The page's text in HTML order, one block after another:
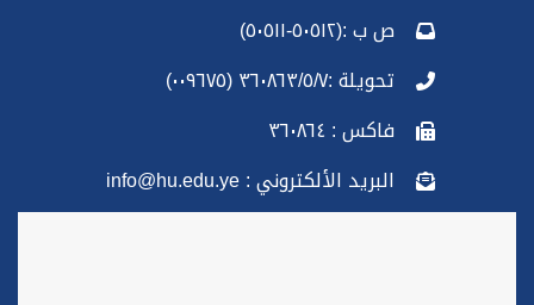
ص ب :(٥٠٥١٢-٥٠٥١١)
تحويلة :٣٦٠٨٦٣/٥/٧ (٠٠٩٦٧٥)
فاكس : ٣٦٠٨٦٤
البريد الألكتروني : info@hu.edu.ye